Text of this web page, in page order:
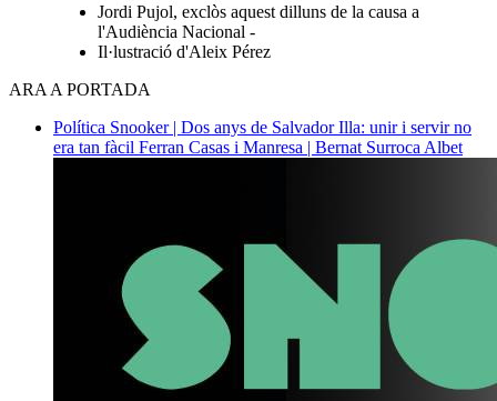
Jordi Pujol, exclòs aquest dilluns de la causa a
l'Audiència Nacional -
Il·lustració d'Aleix Pérez
ARA A PORTADA
Política Snooker | Dos anys de Salvador Illa: unir i servir no
era tan fàcil Ferran Casas i Manresa | Bernat Surroca Albet